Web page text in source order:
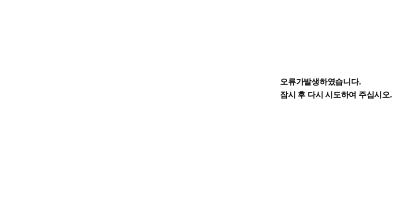
오류가발생하였습니다.
잠시 후 다시 시도하여 주십시오.